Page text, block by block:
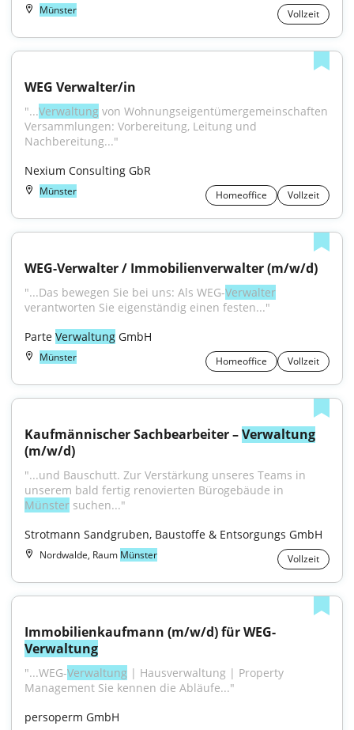
Münster Vollzeit
WEG Verwalter/in
"...Verwaltung von Wohnungseigentümergemeinschaften
Versammlungen: Vorbereitung, Leitung und
Nachbereitung..."
Nexium Consulting GbR
Münster Homeoffice Vollzeit
WEG-Verwalter / Immobilienverwalter (m/w/d)
"...Das bewegen Sie bei uns: Als WEG-Verwalter
verantworten Sie eigenständig einen festen..."
Parte Verwaltung GmbH
Münster Homeoffice Vollzeit
Kaufmännischer Sachbearbeiter – Verwaltung
(m/w/d)
"...und Bauschutt. Zur Verstärkung unseres Teams in
Münster suchen..."
Strotmann Sandgruben, Baustoffe & Entsorgungs GmbH
Nordwalde, Raum Münster Vollzeit
Immobilienkaufmann (m/w/d) für WEG-
Verwaltung
"...WEG-Verwaltung | Hausverwaltung | Property
Management Sie kennen die Abläufe..."
persoperm GmbH